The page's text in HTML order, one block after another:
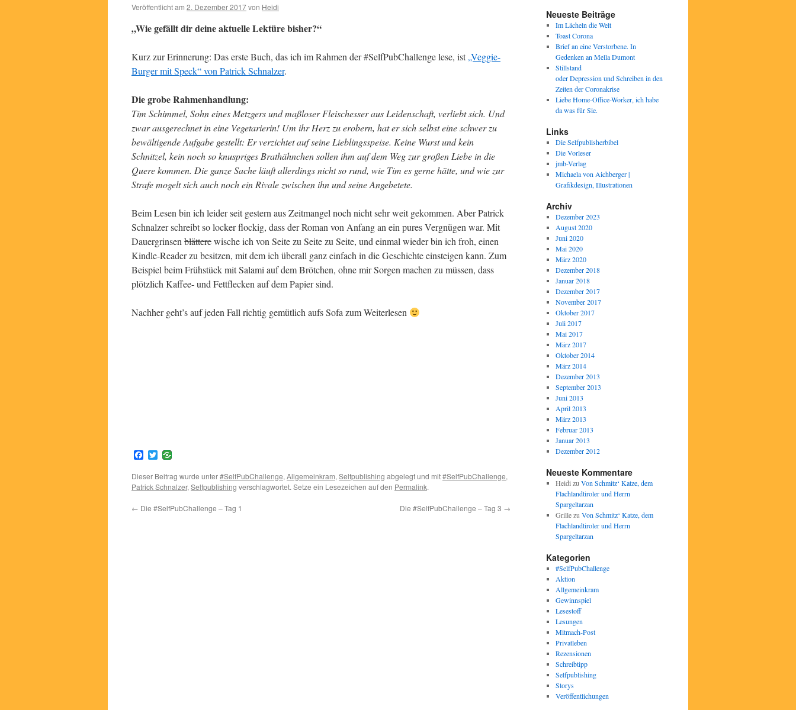
Veröffentlicht am 2. Dezember 2017von Heidi
„Wie gefällt dir deine aktuelle Lektüre bisher?“
Kurz zur Erinnerung: Das erste Buch, das ich im Rahmen der #SelfPubChallenge lese, ist„Veggie-
Burger mit Speck“ von Patrick Schnalzer.
Die grobe Rahmenhandlung:
Tim Schimmel, Sohn eines Metzgers und maßloser Fleischesser aus Leidenschaft, verliebt sich. Und
zwar ausgerechnet in eine Vegetarierin! Um ihr Herz zu erobern, hat er sich selbst eine schwer zu
bewältigende Aufgabe gestellt: Er verzichtet auf seine Lieblingsspeise. Keine Wurst und kein
Schnitzel, kein noch so knuspriges Brathähnchen sollen ihm auf dem Weg zur großen Liebe in die
Quere kommen. Die ganze Sache läuft allerdings nicht so rund, wie Tim es gerne hätte, und wie zur
Strafe mogelt sich auch noch ein Rivale zwischen ihn und seine Angebetete.
Beim Lesen bin ich leider seit gestern aus Zeitmangel noch nicht sehr weit gekommen. Aber Patrick
Schnalzer schreibt so locker flockig, dass der Roman von Anfang an ein pures Vergnügen war. Mit
Dauergrinsen blätterewische ich von Seite zu Seite zu Seite, und einmal wieder bin ich froh, einen
Kindle-Reader zu besitzen, mit dem ich überall ganz einfach in die Geschichte einsteigen kann. Zum
Beispiel beim Frühstück mit Salami auf dem Brötchen, ohne mir Sorgen machen zu müssen, dass
plötzlich Kaffee- und Fettflecken auf dem Papier sind.
Nachher geht’s auf jeden Fall richtig gemütlich aufs Sofa zum Weiterlesen
Facebook
Twitter
Dieser Beitrag wurde unter#SelfPubChallenge, Allgemeinkram, Selfpublishing abgelegt und mit#SelfPubChallenge,
Patrick Schnalzer, Selfpublishing verschlagwortet. Setze ein Lesezeichen auf den Permalink.
← Die #SelfPubChallenge – Tag 1 Die #SelfPubChallenge – Tag 3 →
Neueste Beiträge
Im Lächeln die Welt
Toast Corona
Brief an eine Verstorbene. In
Gedenken an Mella Dumont
Stillstand
oder Depression und Schreiben in den
Zeiten der Coronakrise
Liebe Home-Office-Worker, ich habe
da was für Sie.
Links
Die Selfpublisherbibel
Die Vorleser
jmb-Verlag
Michaela von Aichberger |
Grafikdesign, Illustrationen
Archiv
Dezember 2023
August 2020
Juni 2020
Mai 2020
März 2020
Dezember 2018
Januar 2018
Dezember 2017
November 2017
Oktober 2017
Juli 2017
Mai 2017
März 2017
Oktober 2014
März 2014
Dezember 2013
September 2013
Juni 2013
April 2013
März 2013
Februar 2013
Januar 2013
Dezember 2012
Neueste Kommentare
Heidi zu Von Schmitz‘ Katze, dem
Flachlandtiroler und Herrn
Spargeltarzan
Grillezu Von Schmitz‘ Katze, dem
Flachlandtiroler und Herrn
Spargeltarzan
Kategorien
#SelfPubChallenge
Aktion
Allgemeinkram
Gewinnspiel
Lesestoff
Lesungen
Mitmach-Post
Privatleben
Rezensionen
Schreibtipp
Selfpublishing
Storys
Veröffentlichungen